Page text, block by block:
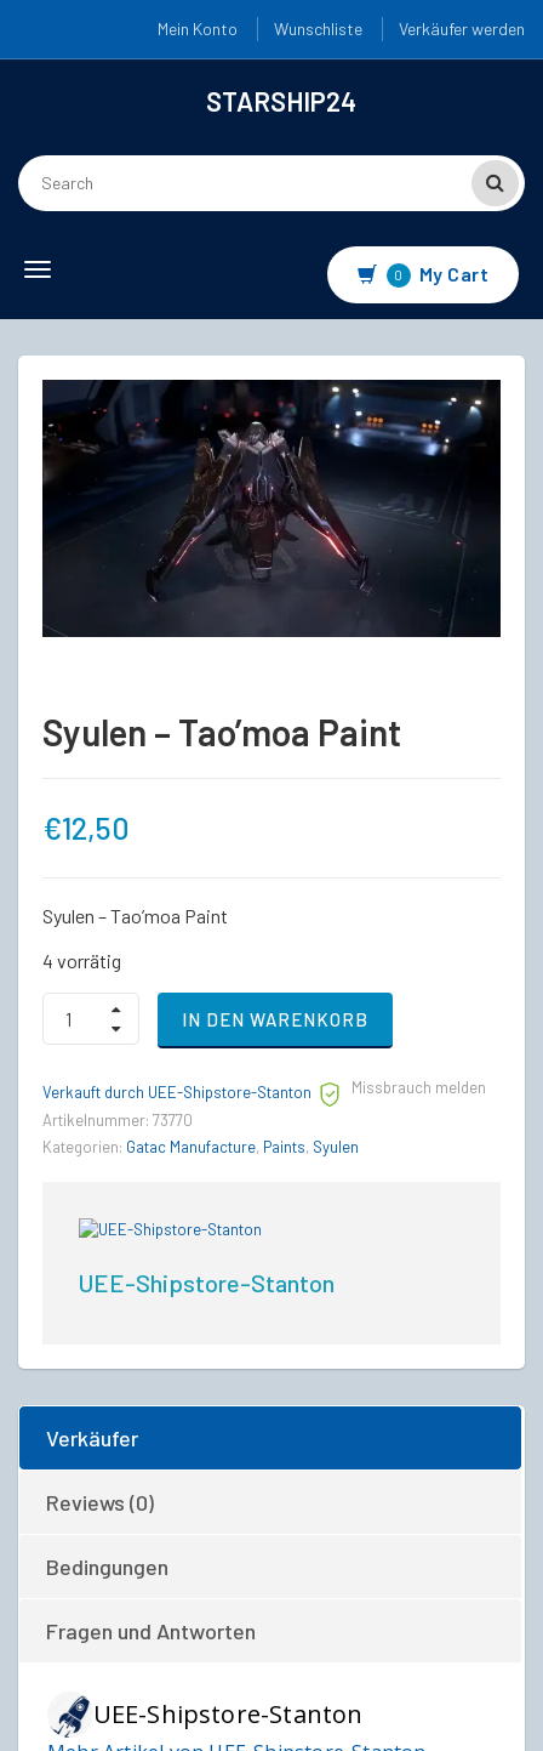
Mein Konto Wunschliste Verkäufer werden
STARSHIP24
Toggle
0 My Cart
Syulen – Tao’moa Paint
€12,50
Syulen – Tao’moa Paint
4 vorrätig
Syulen
Tao’moa
quantity
IN DEN WARENKORB
Verkauft durch UEE-Shipstore-Stanton
Missbrauch melden
Artikelnummer: 73770
Kategorien: Gatac Manufacture, Paints, Syulen
UEE-Shipstore-Stanton
Verkäufer
Reviews (0)
Bedingungen
Fragen und Antworten
UEE-Shipstore-Stanton